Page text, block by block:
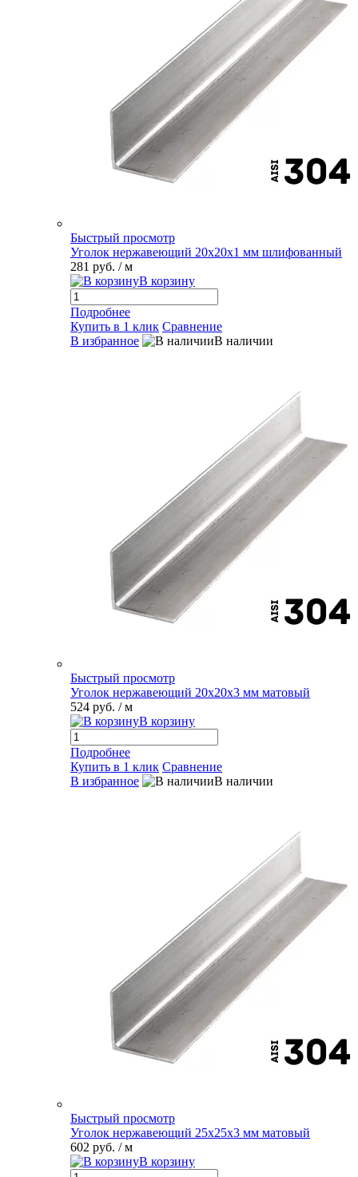
Быстрый просмотр
Уголок нержавеющий 20х20х1 мм шлифованный
281 руб. / м
В корзину
Подробнее
Купить в 1 клик Сравнение
В избранное
В наличии
Быстрый просмотр
Уголок нержавеющий 20х20х3 мм матовый
524 руб. / м
В корзину
Подробнее
Купить в 1 клик Сравнение
В избранное
В наличии
Быстрый просмотр
Уголок нержавеющий 25х25х3 мм матовый
602 руб. / м
В корзину